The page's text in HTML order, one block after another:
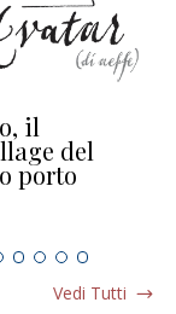
il
del
porto
Vedi Tutti